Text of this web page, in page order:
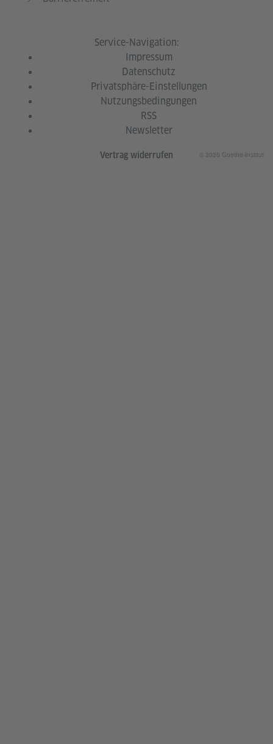
Service-Navigation:
© 2026 Goethe-Institut
Impressum
Datenschutz
Privatsphäre-Einstellungen
Nutzungsbedingungen
RSS
Newsletter
Vertrag widerrufen